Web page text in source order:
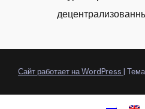
Сайт работает на WordPress |